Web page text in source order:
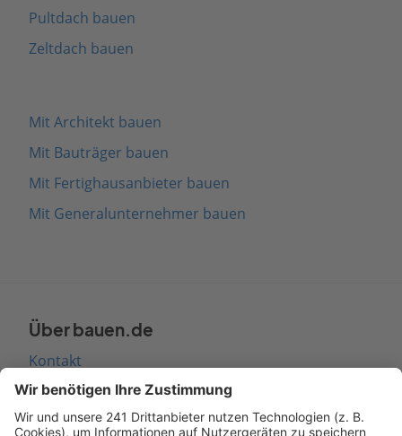
Pultdach bauen
Zeltdach bauen
Mit Architekt bauen
Mit Bauträger bauen
Mit Fertighausanbieter bauen
Mit Generalunternehmer bauen
Über bauen.de
Kontakt
Seitenaufbau
Barrierefreiheit